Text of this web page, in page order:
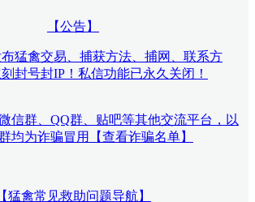
【公告】
猛禽交易、捕获方法、捕网、联系方
封号封IP！私信功能已永久关闭！
信群、QQ群、贴吧等其他交流平台，以
均为诈骗冒用【查看诈骗名单】
【猛禽常见救助问题导航】